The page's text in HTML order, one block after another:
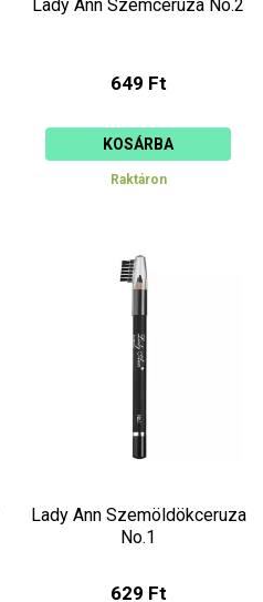
Lady Ann Szemceruza No.2
649 Ft
KOSÁRBA
Raktáron
Lady Ann Szemöldökceruza
No.1
629 Ft